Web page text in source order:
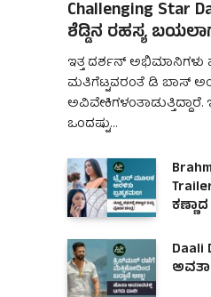
Challenging Star
ಶೆಡ್ಡಿನ ರಹಸ್ಯ
ಇತ್ತ ದರ್ಶನ್ ಅಭಿಮಾನಿಗಳು
ಮತಿಗೆಟ್ಟವರಂತೆ ಡಿ ಬಾಸ್
ಒಂದಷ್ಟು…
Daali